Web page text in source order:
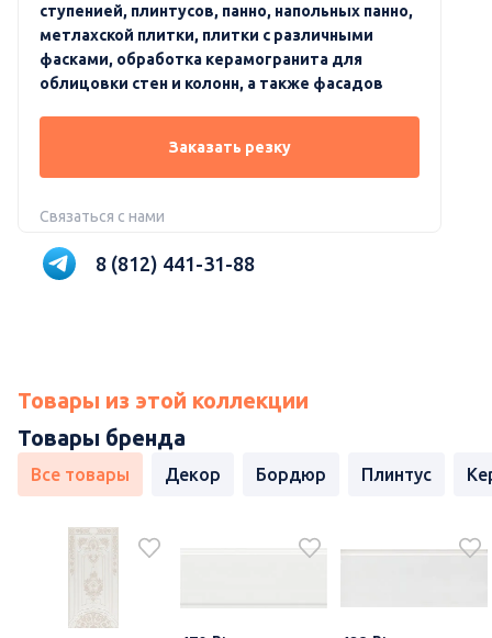
ступенией, плинтусов, панно, напольных панно,
метлахской плитки, плитки с различными
фасками, обработка керамогранита для
облицовки стен и колонн, а также фасадов
Заказать резку
Связаться с нами
8 (812) 441-31-88
Товары из этой коллекции
Товары бренда
Все товары Декор Бордюр Плинтус